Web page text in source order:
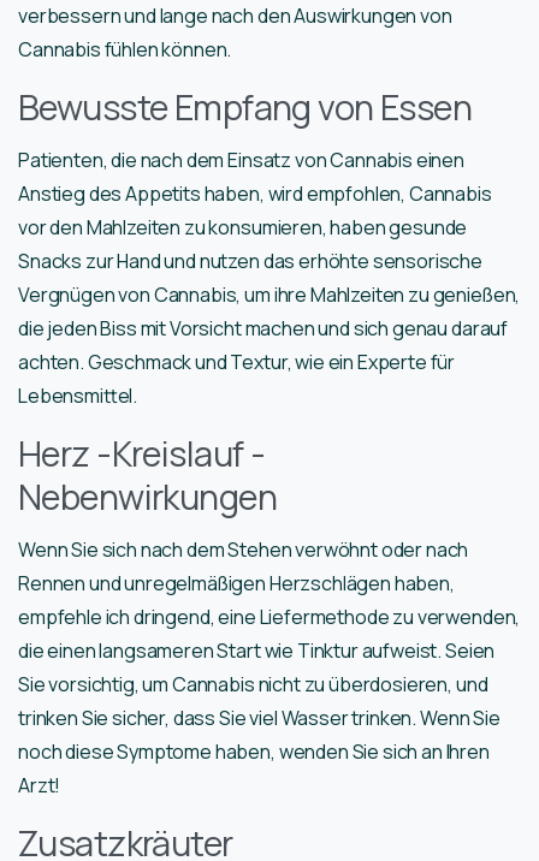
verbessern und lange nach den Auswirkungen von
Cannabis fühlen können.
Bewusste Empfang von Essen
Patienten, die nach dem Einsatz von Cannabis einen
Anstieg des Appetits haben, wird empfohlen, Cannabis
vor den Mahlzeiten zu konsumieren, haben gesunde
Snacks zur Hand und nutzen das erhöhte sensorische
Vergnügen von Cannabis, um ihre Mahlzeiten zu genießen,
die jeden Biss mit Vorsicht machen und sich genau darauf
achten. Geschmack und Textur, wie ein Experte für
Lebensmittel.
Herz -Kreislauf -
Nebenwirkungen
Wenn Sie sich nach dem Stehen verwöhnt oder nach
Rennen und unregelmäßigen Herzschlägen haben,
empfehle ich dringend, eine Liefermethode zu verwenden,
die einen langsameren Start wie Tinktur aufweist. Seien
Sie vorsichtig, um Cannabis nicht zu überdosieren, und
trinken Sie sicher, dass Sie viel Wasser trinken. Wenn Sie
noch diese Symptome haben, wenden Sie sich an Ihren
Arzt!
Zusatzkräuter